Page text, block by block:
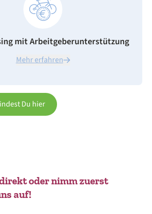
mit Arbeitgeberunterstützung
Mehr erfahren
Du hier
oder nimm zuerst
auf!